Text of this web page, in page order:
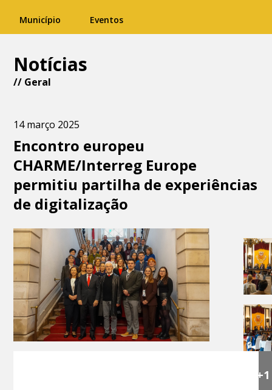
Município Eventos
Notícias
// Geral
14 março 2025
Encontro europeu
CHARME/Interreg Europe
permitiu partilha de experiências
de digitalização
+1